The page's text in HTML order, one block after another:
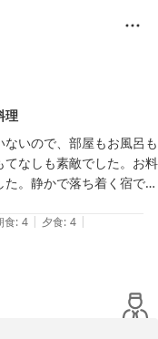
理
いので、部屋もお風呂も
なしも素敵でした。お料
。静かで落ち着く宿でし
食: 4 | 夕食: 4 |